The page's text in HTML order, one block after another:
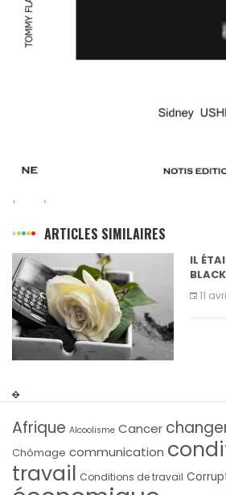
ARTICLES SIMILAIRES
IL
11
Afrique Alcoolisme Cancer
Chômage communication
travail Conditions de travail